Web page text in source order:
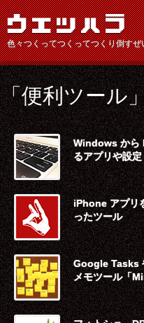
色々つくってつくってつくり倒すぜ
「便利ツール
Windows から
るアプリや設
iPhone アプリ
ったツール
Google Tasks
メモツール「